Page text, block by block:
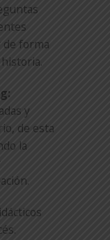
forma
y
de esta
la